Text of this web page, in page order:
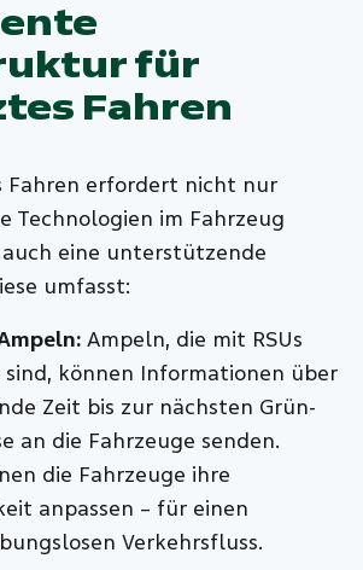
für
Fahren
Fahren erfordert nicht nur
Technologien im Fahrzeug
eine unterstützende
umfasst:
Ampeln, die mit RSUs
können Informationen über
Zeit bis zur nächsten Grün-
an die Fahrzeuge senden.
die Fahrzeuge ihre
anpassen – für einen
Verkehrsfluss.